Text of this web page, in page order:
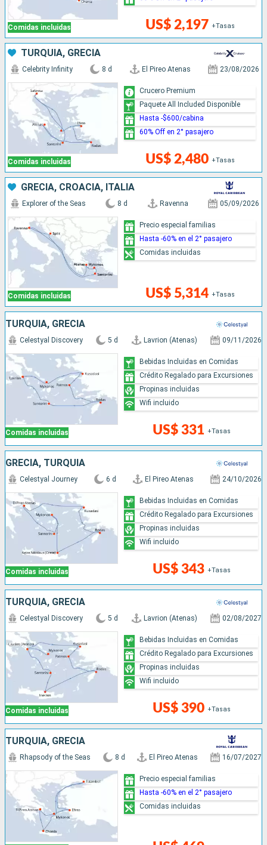
Comidas incluidas US$ 2,197 +Tasas
TURQUÍA, GRECIA
Comidas incluidas
Celebrity Infinity 8 d El Pireo Atenas 23/08/2026
US$ 2,480 +Tasas
Crucero Premium
Paquete All Included Disponible
Hasta -$600/cabina
60% Off en 2° pasajero
GRECIA, CROACIA, ITALIA
Comidas incluidas
Explorer of the Seas 8 d Ravenna 05/09/2026
US$ 5,314 +Tasas
Precio especial familias
Hasta -60% en el 2° pasajero
Comidas incluidas
TURQUÍA, GRECIA
Comidas incluidas
Celestyal Discovery 5 d Lavrion (Atenas) 09/11/2026
US$ 331 +Tasas
Bebidas Incluidas en Comidas
Crédito Regalado para Excursiones
Propinas incluidas
Wifi incluido
GRECIA, TURQUÍA
Comidas incluidas
Celestyal Journey 6 d El Pireo Atenas 24/10/2026
US$ 343 +Tasas
Bebidas Incluidas en Comidas
Crédito Regalado para Excursiones
Propinas incluidas
Wifi incluido
TURQUÍA, GRECIA
Comidas incluidas
Celestyal Discovery 5 d Lavrion (Atenas) 02/08/2027
US$ 390 +Tasas
Bebidas Incluidas en Comidas
Crédito Regalado para Excursiones
Propinas incluidas
Wifi incluido
TURQUÍA, GRECIA
Rhapsody of the Seas 8 d El Pireo Atenas 16/07/2027
Precio especial familias
Hasta -60% en el 2° pasajero
Comidas incluidas